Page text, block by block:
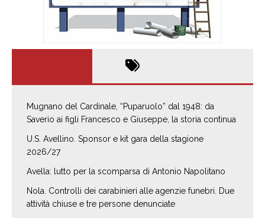
Mugnano del Cardinale, “Puparuolo” dal 1948: da
Saverio ai figli Francesco e Giuseppe, la storia continua
U.S. Avellino. Sponsor e kit gara della stagione
2026/27
Avella: lutto per la scomparsa di Antonio Napolitano
Nola. Controlli dei carabinieri alle agenzie funebri. Due
attività chiuse e tre persone denunciate